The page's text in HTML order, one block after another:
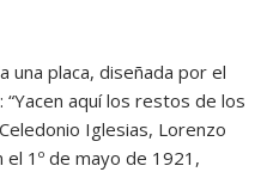
una placa, diseñada por el
aquí los restos de los
Iglesias, Lorenzo
el 1º de mayo de 1921,